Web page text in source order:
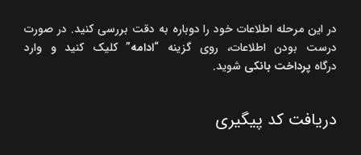
در این مرحله اطلاعات خود را دوباره به دقت بررسی کنید. در صورت
درست بودن اطلاعات، روی گزینه “ادامه” کلیک کنید و وارد
درگاه پرداخت بانکی شوید.
دریافت کد پیگیری